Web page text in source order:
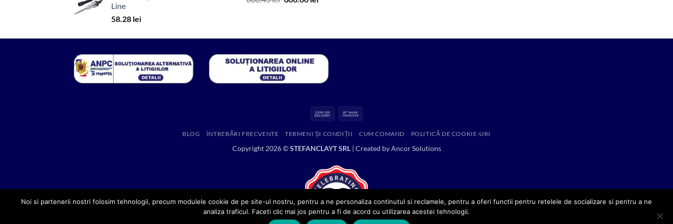
Line
58.28 lei
888.43 lei.
Cash
Delivery
BLOG ÎNTREBĂRI FRECVENTE TERMENI ȘI CONDIȚII CUM COMAND POLITICĂ DE COOKIE-URI
Copyright 2026 ©STEFANCLAYT SRL| Created byAncor Solutions
Noi si partenerii nostri folosim tehnologii, precum modulele cookie de pe site-ul nostru, pentru a ne personaliza continutul si reclamele, pentru a oferi functii pentru retelele de socializare si pentru a ne
analiza traficul. Faceti clic mai jos pentru a fi de acord cu utilizarea acestei tehnologii.